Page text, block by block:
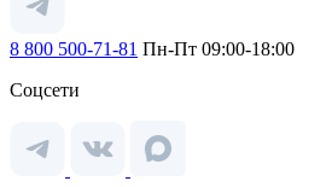
8 800 500-71-81 Пн-Пт 09:00-18:00
Соцсети